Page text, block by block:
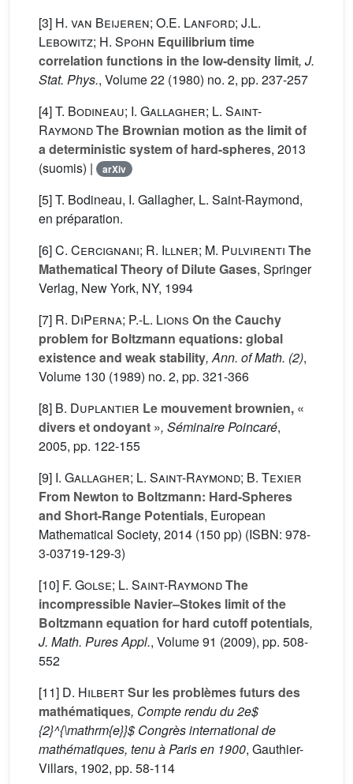
[3] H. van Beijeren; O.E. Lanford; J.L.
Lebowitz; H. Spohn Equilibrium time
correlation functions in the low-density limit, J.
Stat. Phys., Volume 22 (1980) no. 2, pp. 237-257
[4]T. Bodineau; I. Gallagher; L. Saint-
RaymondThe Brownian motion as the limit of
a deterministic system of hard-spheres, 2013
(suomis) |
arXiv
[5] T. Bodineau, I. Gallagher, L. Saint-Raymond,
en préparation.
[6]C. Cercignani; R. Illner; M. Pulvirenti The
Mathematical Theory of Dilute Gases, Springer
Verlag, New York, NY, 1994
[7] R. DiPerna; P.-L. Lions On the Cauchy
problem for Boltzmann equations: global
existence and weak stability, Ann. of Math. (2),
Volume 130 (1989) no. 2, pp. 321-366
[8] B. Duplantier Le mouvement brownien, «
divers et ondoyant », Séminaire Poincaré,
2005, pp. 122-155
[9] I. Gallagher; L. Saint-Raymond; B. Texier
From Newton to Boltzmann: Hard-Spheres
and Short-Range Potentials, European
Mathematical Society, 2014 (150 pp) (ISBN: 978-
3-03719-129-3)
[10] F. Golse; L. Saint-RaymondThe
incompressible Navier–Stokes limit of the
Boltzmann equation for hard cutoff potentials,
J. Math. Pures Appl., Volume 91 (2009), pp. 508-
552
[11] D. HilbertSur les problèmes futurs des
mathématiques, Compte rendu du 2e$
{2}^{\mathrm{e}}$ Congrès international de
mathématiques, tenu à Paris en 1900, Gauthier-
Villars, 1902, pp. 58-114